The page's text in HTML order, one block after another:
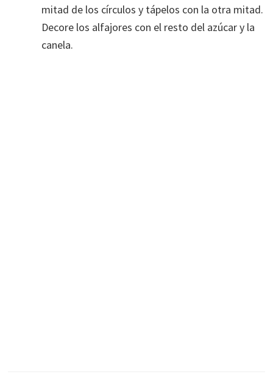
mitad de los círculos y tápelos con la otra mitad.
Decore los alfajores con el resto del azúcar y la
canela.